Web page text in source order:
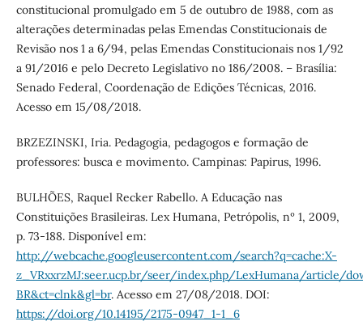
constitucional promulgado em 5 de outubro de 1988, com as
alterações determinadas pelas Emendas Constitucionais de
Revisão nos 1 a 6/94, pelas Emendas Constitucionais nos 1/92
a 91/2016 e pelo Decreto Legislativo no 186/2008. – Brasília:
Senado Federal, Coordenação de Edições Técnicas, 2016.
Acesso em 15/08/2018.
BRZEZINSKI, Iria. Pedagogia, pedagogos e formação de
professores: busca e movimento. Campinas: Papirus, 1996.
BULHÕES, Raquel Recker Rabello. A Educação nas
Constituições Brasileiras. Lex Humana, Petrópolis, nº 1, 2009,
p. 73-188. Disponível em:
http://webcache.googleusercontent.com/search?q=cache:X-
z_VRxxrzMJ:seer.ucp.br/seer/index.php/LexHumana/article/
BR&ct=clnk&gl=br. Acesso em 27/08/2018. DOI:
https://doi.org/10.14195/2175-0947_1-1_6